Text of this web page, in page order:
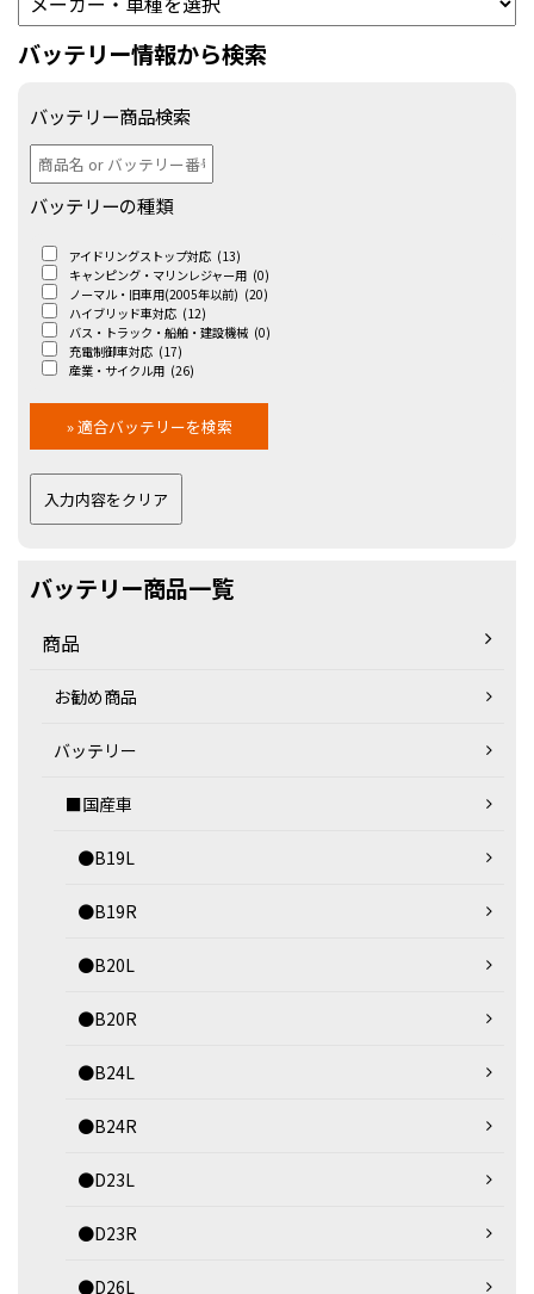
バッテリー情報から検索
バッテリー商品検索
バッテリーの種類
アイドリングストップ対応 (13)
キャンピング・マリンレジャー用 (0)
ノーマル・旧車用(2005年以前) (20)
ハイブリッド車対応 (12)
バス・トラック・船舶・建設機械 (0)
充電制御車対応 (17)
産業・サイクル用 (26)
バッテリー商品一覧
商品
お勧め商品
バッテリー
■国産車
●B19L
●B19R
●B20L
●B20R
●B24L
●B24R
●D23L
●D23R
●D26L